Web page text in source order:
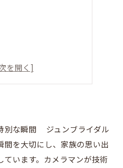
別な瞬間 ジュンブライダル
間を大切にし、家族の思い出
ています。カメラマンが技術